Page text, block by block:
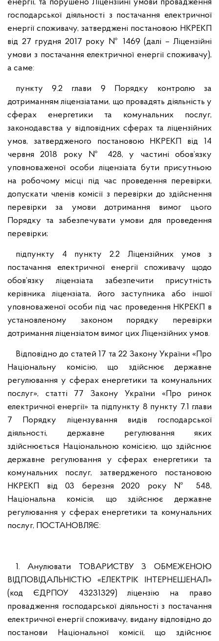
енергії, та порушено Ліцензійні умови провадження
господарської діяльності з постачання електричної
енергії споживачу, затверджені постановою НКРЕКП
від 27 грудня 2017 року № 1469 (далі – Ліцензійні
умови з постачання електричної енергії споживачу),
а саме:
пункту 9.2 глави 9 Порядку контролю за
дотриманням ліцензіатами, що провадять діяльність у
сферах енергетики та комунальних послуг,
законодавства у відповідних сферах та ліцензійних
умов, затвердженого постановою НКРЕКП від 14
червня 2018 року № 428, у частині обов’язку
уповноваженої особи ліцензіата бути присутньою
на робочому місці під час проведення перевірки,
допускати членів комісії з перевірки до здійснення
перевірки за умови дотримання вимог цього
Порядку та забезпечувати умови для проведення
перевірки;
підпункту 4 пункту 2.2 Ліцензійних умов з
постачання електричної енергії споживачу щодо
обов’язку ліцензіата забезпечити присутність
керівника ліцензіата, його заступника або іншої
уповноваженої особи під час проведення НКРЕКП в
установленому законом порядку перевірки
дотримання ліцензіатом вимог цих Ліцензійних умов.
Відповідно до статей 17 та 22 Закону України «Про
Національну комісію, що здійснює державне
регулювання у сферах енергетики та комунальних
послуг», статті 77 Закону України «Про ринок
електричної енергії» та підпункту 8 пункту 7.1 глави
7 Порядку ліцензування видів господарської
діяльності, державне регулювання яких
здійснюється Національною комісією, що здійснює
державне регулювання у сферах енергетики та
комунальних послуг, затвердженого постановою
НКРЕКП від 03 березня 2020 року № 548,
Національна комісія, що здійснює державне
регулювання у сферах енергетики та комунальних
послуг, ПОСТАНОВЛЯЄ:
1. Анулювати ТОВАРИСТВУ З ОБМЕЖЕНОЮ
ВІДПОВІДАЛЬНІСТЮ «ЕЛЕКТРІК ІНТЕРНЕШЕНАЛ»
(код ЄДРПОУ 43231329) ліцензію на право
провадження господарської діяльності з постачання
електричної енергії споживачу, видану відповідно до
постанови Національної комісії, що здійснює